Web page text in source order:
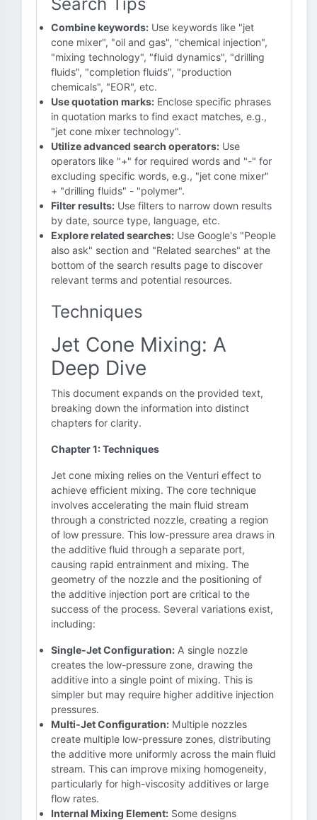
Combine keywords: Use keywords like "jet
cone mixer", "oil and gas", "chemical injection",
"mixing technology", "fluid dynamics", "drilling
fluids", "completion fluids", "production
chemicals", "EOR", etc.
Use quotation marks: Enclose specific phrases
in quotation marks to find exact matches, e.g.,
"jet cone mixer technology".
Utilize advanced search operators: Use
operators like "+" for required words and "-" for
excluding specific words, e.g., "jet cone mixer"
+ "drilling fluids" - "polymer".
Filter results: Use filters to narrow down results
by date, source type, language, etc.
Explore related searches: Use Google's "People
also ask" section and "Related searches" at the
bottom of the search results page to discover
relevant terms and potential resources.
Techniques
Jet Cone Mixing: A
Deep Dive
This document expands on the provided text,
breaking down the information into distinct
chapters for clarity.
Chapter 1: Techniques
Jet cone mixing relies on the Venturi effect to
achieve efficient mixing. The core technique
involves accelerating the main fluid stream
through a constricted nozzle, creating a region
of low pressure. This low-pressure area draws in
the additive fluid through a separate port,
causing rapid entrainment and mixing. The
geometry of the nozzle and the positioning of
the additive injection port are critical to the
success of the process. Several variations exist,
including:
Single-Jet Configuration: A single nozzle
creates the low-pressure zone, drawing the
additive into a single point of mixing. This is
simpler but may require higher additive injection
pressures.
Multi-Jet Configuration: Multiple nozzles
create multiple low-pressure zones, distributing
the additive more uniformly across the main fluid
stream. This can improve mixing homogeneity,
particularly for high-viscosity additives or large
flow rates.
Internal Mixing Element: Some designs